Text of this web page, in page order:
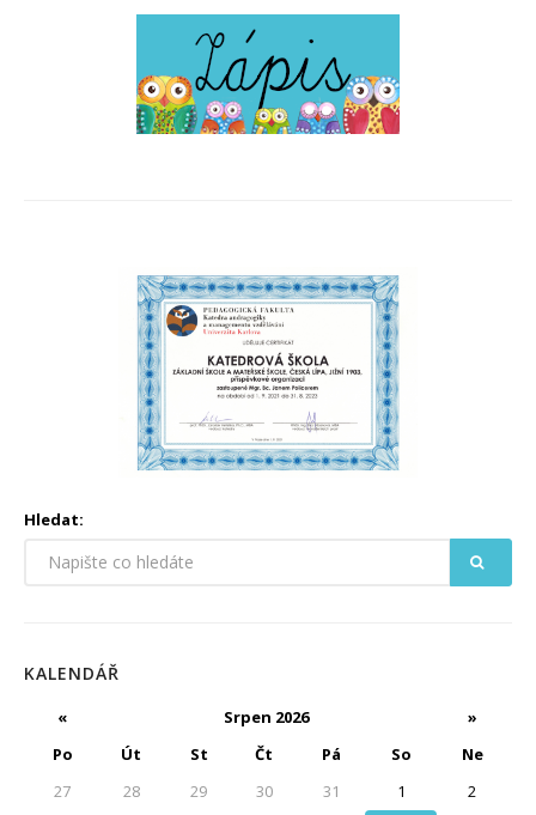
Hledat:
KALENDÁŘ
« Srpen 2026
»
Po
Út St Čt Pá So
Ne
27
28 29 30 31 1
2